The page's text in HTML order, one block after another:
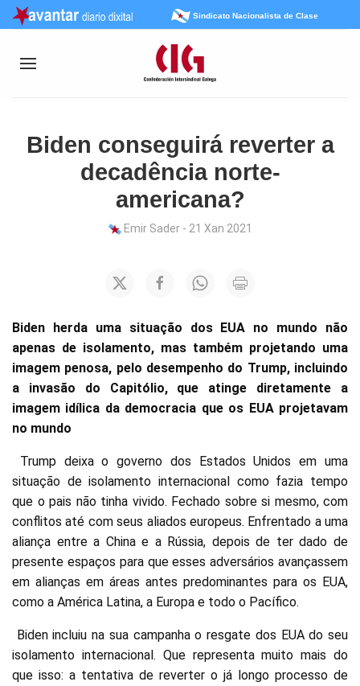
Sindicato Nacionalista de Clase
Biden conseguirá reverter a
decadência norte-
americana?
Emir Sader - 21 Xan 2021
Biden herda uma situação dos EUA no mundo não
apenas de isolamento, mas também projetando uma
imagem penosa, pelo desempenho do Trump, incluindo
a invasão do Capitólio, que atinge diretamente a
imagem idílica da democracia que os EUA projetavam
no mundo
Trump deixa o governo dos Estados Unidos em uma
situação de isolamento internacional como fazia tempo
que o pais não tinha vivido. Fechado sobre si mesmo, com
conflitos até com seus aliados europeus. Enfrentado a uma
aliança entre a China e a Rússia, depois de ter dado de
presente espaços para que esses adversários avançassem
em alianças em áreas antes predominantes para os EUA,
como a América Latina, a Europa e todo o Pacífico.
Biden incluiu na sua campanha o resgate dos EUA do seu
isolamento internacional. Que representa muito mais do
que isso: a tentativa de reverter o já longo processo de